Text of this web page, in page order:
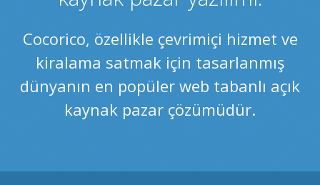
Cocorico, özellikle çevrimiçi hizmet ve
kiralama satmak için tasarlanmış
dünyanın en popüler web tabanlı açık
kaynak pazar çözümüdür.